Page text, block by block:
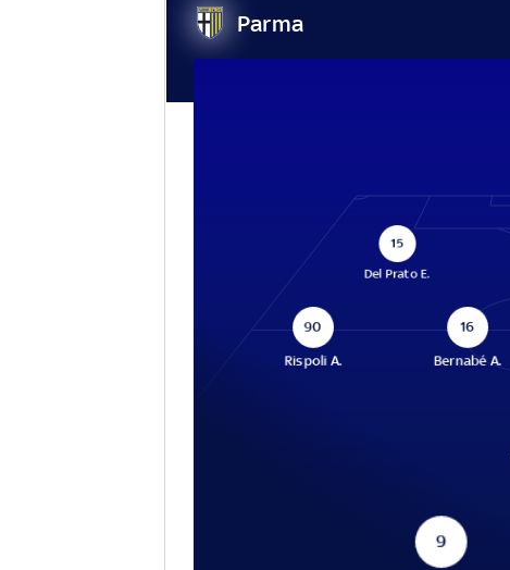
Parma
15
Del Prato E.
90
Rispoli A.
16
Bernabé A.
9